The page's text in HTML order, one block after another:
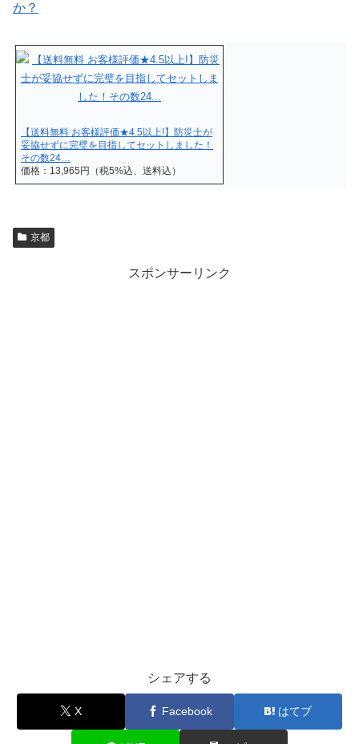
か？
【送料無料 お客様評価★4.5以上!】防災士が
妥協せずに完璧を目指してセットしました！
その数24…
価格：13,965円（税5%込、送料込）
京都
スポンサーリンク
シェアする
X Facebook はてブ